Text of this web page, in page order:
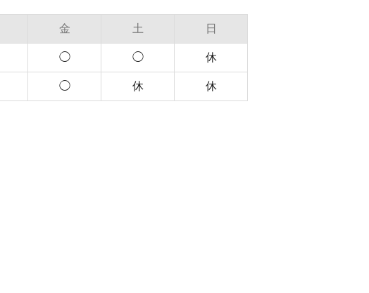
金 土 日
◯ ◯ 休
◯ 休 休